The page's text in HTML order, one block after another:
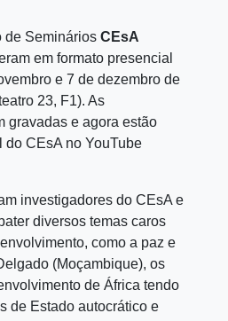
de Seminários CEsA
em formato presencial
e 7 de dezembro de
23, F1). As
gravadas e agora estão
CEsA no YouTube
investigadores do CEsA e
diversos temas caros
como a paz e
(Moçambique), os
de África tendo
de Estado autocrático e